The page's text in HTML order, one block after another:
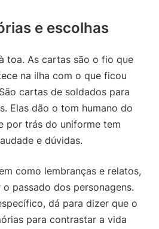
e escolhas
toa. As cartas são o fio que
na ilha com o que ficou
cartas de soldados para
Elas dão o tom humano do
por trás do uniforme tem
e dúvidas.
como lembranças e relatos,
passado dos personagens.
dá para dizer que o
para contrastar a vida